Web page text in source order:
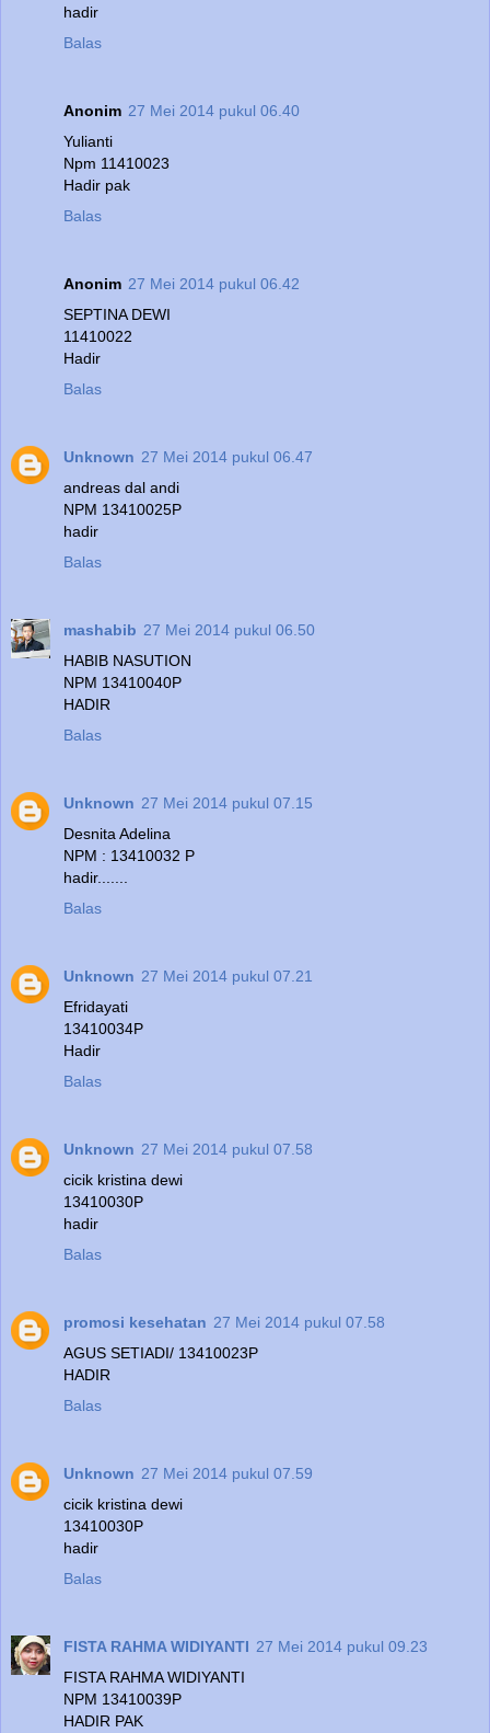
hadir
Balas
Anonim 27 Mei 2014 pukul 06.40
Yulianti
Npm 11410023
Hadir pak
Balas
Anonim 27 Mei 2014 pukul 06.42
SEPTINA DEWI
11410022
Hadir
Balas
Unknown 27 Mei 2014 pukul 06.47
andreas dal andi
NPM 13410025P
hadir
Balas
mashabib 27 Mei 2014 pukul 06.50
HABIB NASUTION
NPM 13410040P
HADIR
Balas
Unknown 27 Mei 2014 pukul 07.15
Desnita Adelina
NPM : 13410032 P
hadir.......
Balas
Unknown 27 Mei 2014 pukul 07.21
Efridayati
13410034P
Hadir
Balas
Unknown 27 Mei 2014 pukul 07.58
cicik kristina dewi
13410030P
hadir
Balas
promosi kesehatan 27 Mei 2014 pukul 07.58
AGUS SETIADI/ 13410023P
HADIR
Balas
Unknown 27 Mei 2014 pukul 07.59
cicik kristina dewi
13410030P
hadir
Balas
FISTA RAHMA WIDIYANTI 27 Mei 2014 pukul 09.23
FISTA RAHMA WIDIYANTI
NPM 13410039P
HADIR PAK